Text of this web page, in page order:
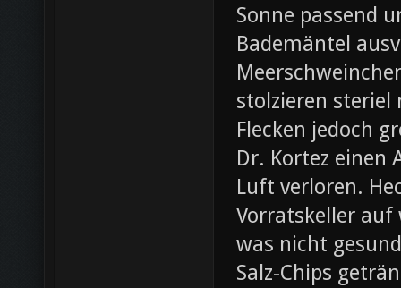
Sonne passend
Bademäntel
stolzieren steriel
Flecken jedoch
Dr. Kortez einen
Luft verloren.
Vorratskeller
was nicht
Salz-Chips